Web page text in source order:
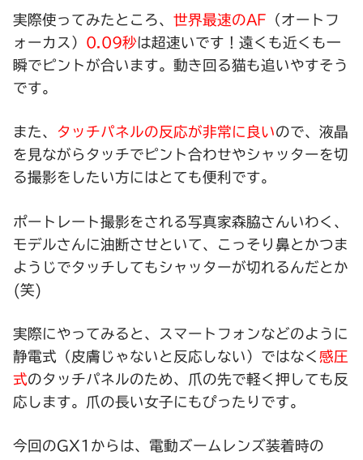
実際使ってみたところ、 世界最速のAF （オートフ
ォーカス） 0.09秒は超速いです！遠くも近くも一
瞬でピントが合います。動き回る猫も追いやすそう
です。
また、 タッチパネルの反応が非常に良いので、液晶
を見ながらタッチでピント合わせやシャッターを切
る撮影をしたい方にはとても便利です。
ポートレート撮影をされる写真家森脇さんいわく、
モデルさんに油断させといて、こっそり 鼻とかつま
ようじでタッチ してもシャッターが切れるんだとか
(笑)
実際にやってみると、スマートフォンなどのように
静電式（皮膚じゃないと反応しない）ではなく 感圧
式のタッチパネルのため、爪の先で軽く押しても反
応します。爪の長い女子にもぴったりです。
今回のGX1からは、電動ズームレンズ装着時の